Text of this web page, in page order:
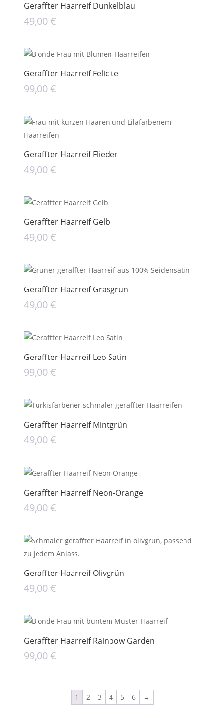
Geraffter Haarreif Dunkelblau
49,00€
Geraffter Haarreif Felicite
99,00€
Geraffter Haarreif Flieder
49,00€
Geraffter Haarreif Gelb
49,00€
Geraffter Haarreif Grasgrün
49,00€
Geraffter Haarreif Leo Satin
99,00€
Geraffter Haarreif Mintgrün
49,00€
Geraffter Haarreif Neon-Orange
49,00€
Geraffter Haarreif Olivgrün
49,00€
Geraffter Haarreif Rainbow Garden
99,00€
1 2 3 4 5 6 →